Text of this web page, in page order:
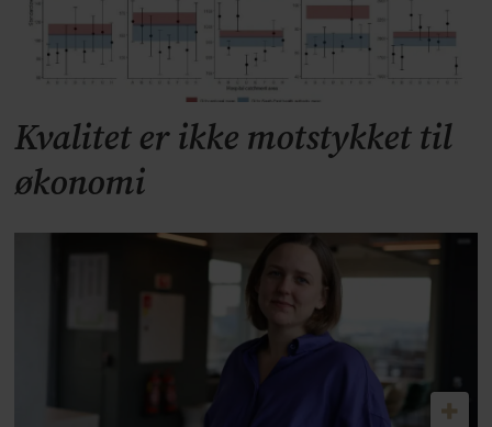
Kvalitet er ikke motstykket til
økonomi